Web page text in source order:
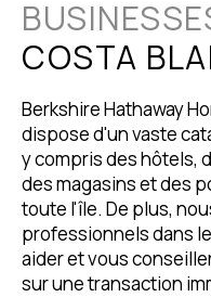
COSTA
Berkshire Hathaway
dispose d'un vaste
y compris des hôtels,
des magasins et des
toute l'île. De plus,
professionnels dans
aider et vous
sur une transaction